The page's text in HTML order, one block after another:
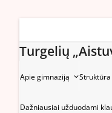
Turgelių
Apie gimnaziją
Dažniausiai užduodami